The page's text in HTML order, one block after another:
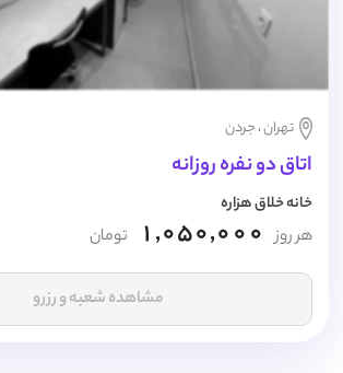
تهران ، جردن
اتاق دو نفره روزانه
خانه خلاق هزاره
هر روز 1,050,000 تومان
مشاهده شعبه و رزرو